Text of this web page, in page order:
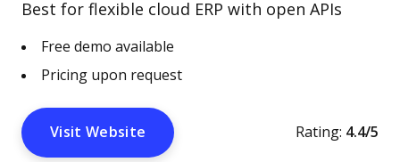
Best for flexible cloud ERP with open APIs
Free demo available
Pricing upon request
Visit Website Rating: 4.4/5